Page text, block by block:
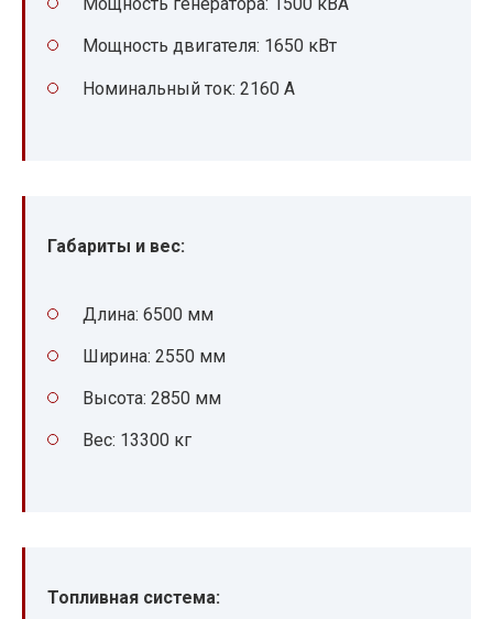
Мощность двигателя: 1650 кВт
Номинальный ток: 2160 А
Габариты и вес:
Длина: 6500 мм
Ширина: 2550 мм
Высота: 2850 мм
Вес: 13300 кг
Топливная система: